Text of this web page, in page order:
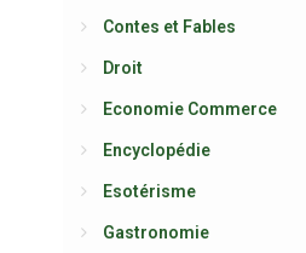
Contes et Fables
Droit
Economie Commerce
Encyclopédie
Esotérisme
Gastronomie